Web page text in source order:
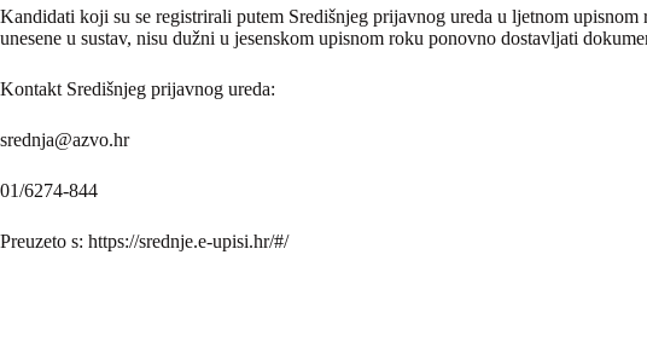
Kandidati koji su se registrirali putem Središnjeg prijavnog ureda u ljetnom
unesene u sustav, nisu dužni u jesenskom upisnom roku ponovno dostavljati
Kontakt Središnjeg prijavnog ureda:
srednja@azvo.hr
01/6274-844
Preuzeto s: https://srednje.e-upisi.hr/#/